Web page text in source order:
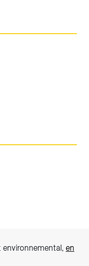
environnemental, en